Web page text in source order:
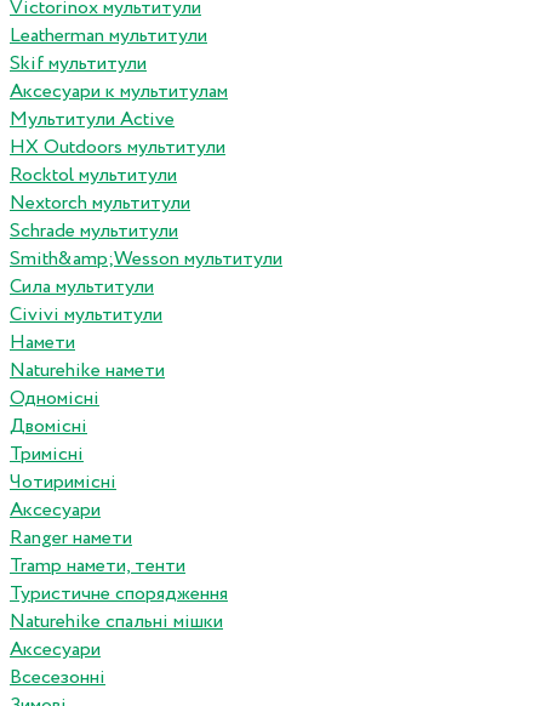
Victorinox мультитули
Leatherman мультитули
Skif мультитули
Аксесуари к мультитулам
Мультитули Active
HX Outdoors мультитули
Rocktol мультитули
Nextorch мультитули
Schrade мультитули
Smith&amp;Wesson мультитули
Сила мультитули
Civivi мультитули
Намети
Naturehike намети
Одномісні
Двомісні
Тримісні
Чотиримісні
Аксесуари
Ranger намети
Tramp намети, тенти
Туристичне спорядження
Naturehike спальні мішки
Аксесуари
Всесезонні